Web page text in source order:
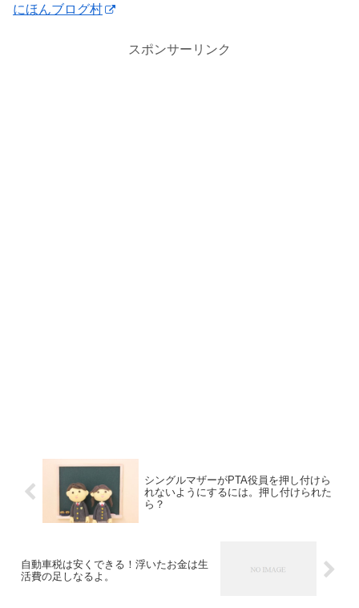
にほんブログ村
スポンサーリンク
シングルマザーがPTA役員を押し付けら
れないようにするには。押し付けられた
ら？
自動車税は安くできる！浮いたお金は生
活費の足しなるよ。